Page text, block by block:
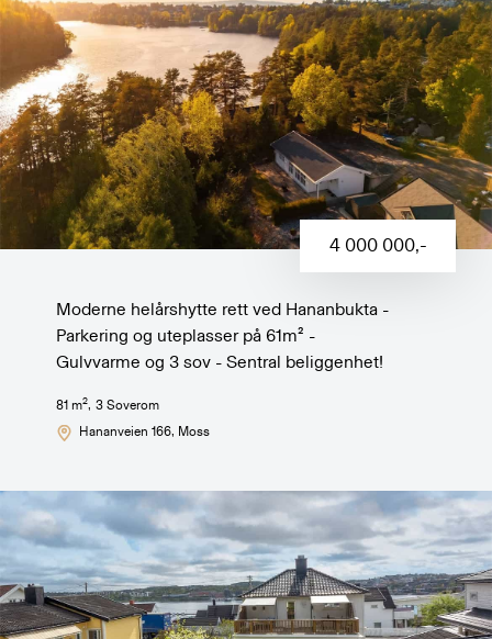
4 000 000,-
Moderne helårshytte rett ved Hananbukta -
Parkering og uteplasser på 61m² -
Gulvvarme og 3 sov - Sentral beliggenhet!
81 m2, 3Soverom
Hananveien 166, Moss